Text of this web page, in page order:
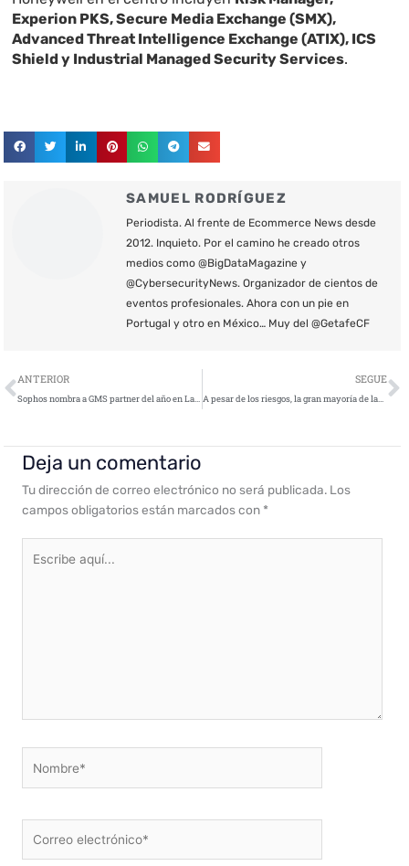
Experion PKS, Secure Media Exchange (SMX),
Advanced Threat Intelligence Exchange (ATIX), ICS
Shield y Industrial Managed Security Services.
SAMUEL RODRÍGUEZ
Periodista. Al frente de Ecommerce News desde
2012. Inquieto. Por el camino he creado otros
medios como @BigDataMagazine y
@CybersecurityNews. Organizador de cientos de
eventos profesionales. Ahora con un pie en
Portugal y otro en México… Muy del @GetafeCF
Ant
ANTERIOR
Sophos nombra a GMS partner del año en Latinoamérica
SEGUE
A pesar de los riesgos, la gran mayoría de las parejas comparten dispositivos e incluso alguna cuenta online
Deja un comentario
Tu dirección de correo electrónico no será publicada. Los
campos obligatorios están marcados con *
aquí...
electrónico*